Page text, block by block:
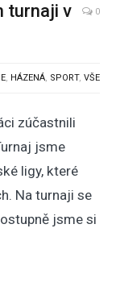
turnaji v
0
, HÁZENÁ, SPORT, VŠE
zúčastnili
jsme
ligy, které
Na turnaji se
jsme si